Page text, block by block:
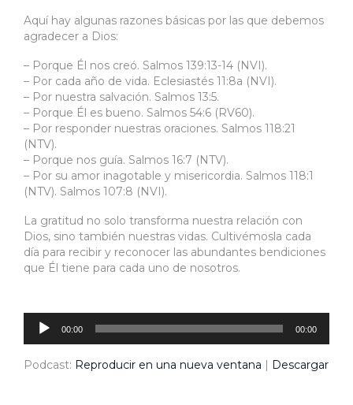
Aquí hay algunas razones básicas por las que debemos
agradecer a Dios:
– Porque Él nos creó. Salmos 139:13-14 (NVI).
– Por cada año de vida. Eclesiastés 11:8a (NVI).
– Por nuestra salvación. Salmos 13:5.
– Porque Él es bueno. Salmos 54:6 (RV60).
– Por responder nuestras oraciones. Salmos 118:21
(NTV).
– Porque nos guía. Salmos 16:7 (NTV).
– Por su amor inagotable y misericordia. Salmos 118:1
(NTV). Salmos 107:8 (NVI).
La gratitud no solo transforma nuestra relación con
Dios, sino también nuestras vidas. Cultivémosla cada
día para recibir y reconocer las abundantes bendiciones
que Él tiene para cada uno de nosotros.
Reproductor
audio 00:00 00:00
Podcast: Reproducir en una nueva ventana Descargar